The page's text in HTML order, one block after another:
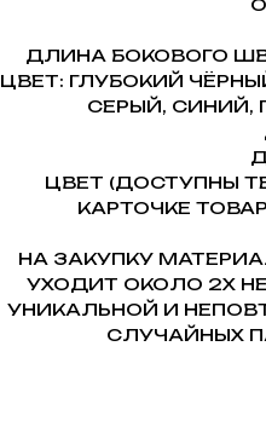
ДЛИНА БОКОВОГО
ЦВЕТ: ГЛУБОКИЙ
СЕРЫЙ, СИНИЙ,
ЦВЕТ (ДОСТУПНЫ
КАРТОЧКЕ
НА ЗАКУПКУ
УХОДИТ ОКОЛО 2Х
УНИКАЛЬНОЙ И
СЛУЧАЙНЫХ